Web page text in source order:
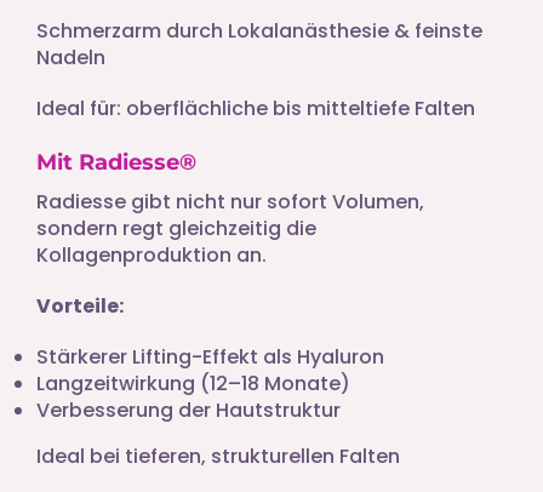
Schmerzarm durch Lokalanästhesie & feinste
Nadeln
Ideal für: oberflächliche bis mitteltiefe Falten
Mit Radiesse®
Radiesse gibt nicht nur sofort Volumen,
sondern regt gleichzeitig die
Kollagenproduktion an.
Vorteile:
Stärkerer Lifting-Effekt als Hyaluron
Langzeitwirkung (12–18 Monate)
Verbesserung der Hautstruktur
Ideal bei tieferen, strukturellen Falten